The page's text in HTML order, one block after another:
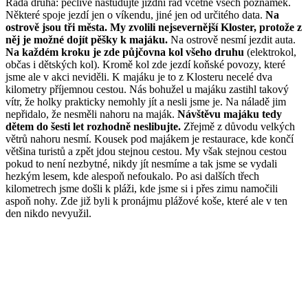
Některé spoje jezdí jen o víkendu, jiné jen od určitého data. Na
ostrově jsou tři města. My zvolili nejsevernější Kloster, protože z
něj je možné dojít pěšky k majáku. Na ostrově nesmí jezdit auta.
Na každém kroku je zde půjčovna kol všeho druhu (elektrokol,
občas i dětských kol). Kromě kol zde jezdí koňské povozy, které
jsme ale v akci neviděli. K majáku je to z Klosteru necelé dva
kilometry příjemnou cestou. Nás bohužel u majáku zastihl takový
vítr, že holky prakticky nemohly jít a nesli jsme je. Na náladě jim
nepřidalo, že nesměli nahoru na maják. Návštěvu majáku tedy
dětem do šesti let rozhodně neslibujte. Zřejmě z důvodu velkých
větrů nahoru nesmí. Kousek pod majákem je restaurace, kde končí
většina turistů a zpět jdou stejnou cestou. My však stejnou cestou
pokud to není nezbytné, nikdy jít nesmíme a tak jsme se vydali
hezkým lesem, kde alespoň nefoukalo. Po asi dalších třech
kilometrech jsme došli k pláži, kde jsme si i přes zimu namočili
aspoň nohy. Zde již byli k pronájmu plážové koše, které ale v ten
den nikdo nevyužil.